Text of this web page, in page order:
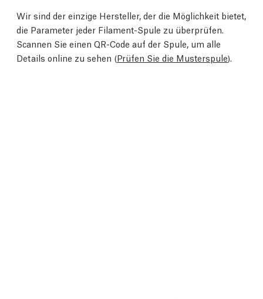
Wir sind der einzige Hersteller, der die Möglichkeit bietet,
die Parameter jeder Filament-Spule zu überprüfen.
Scannen Sie einen QR-Code auf der Spule, um alle
Details online zu sehen (Prüfen Sie die Musterspule).